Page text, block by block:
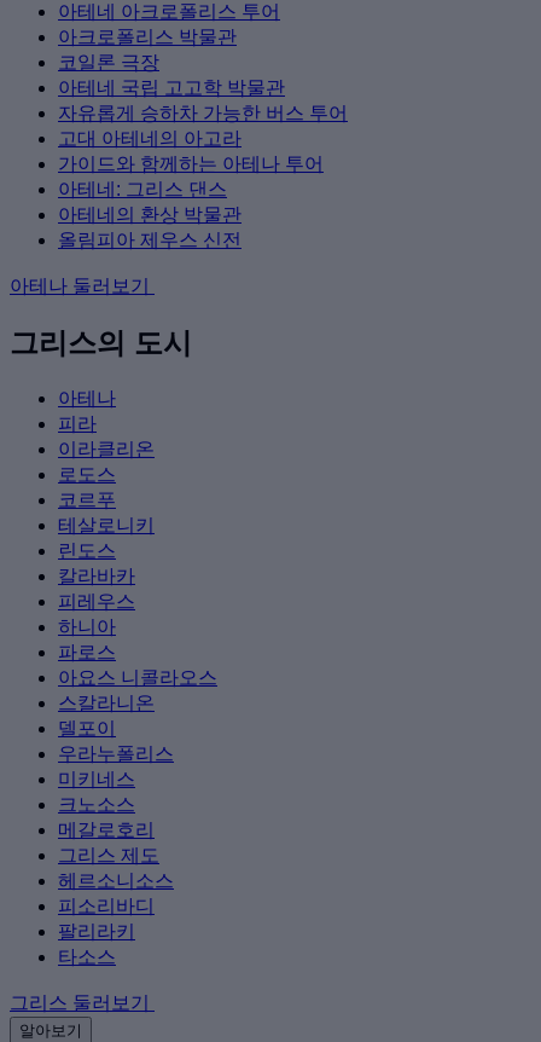
아테네 아크로폴리스 투어
아크로폴리스 박물관
코일론 극장
아테네 국립 고고학 박물관
자유롭게 승하차 가능한 버스 투어
고대 아테네의 아고라
가이드와 함께하는 아테나 투어
아테네: 그리스 댄스
아테네의 환상 박물관
올림피아 제우스 신전
아테나 둘러보기
그리스의 도시
아테나
피라
이라클리온
로도스
코르푸
테살로니키
린도스
칼라바카
피레우스
하니아
파로스
아요스 니콜라오스
스칼라니온
델포이
우라누폴리스
미키네스
크노소스
메갈로호리
그리스 제도
헤르소니소스
피소리바디
팔리라키
타소스
그리스 둘러보기
알아보기